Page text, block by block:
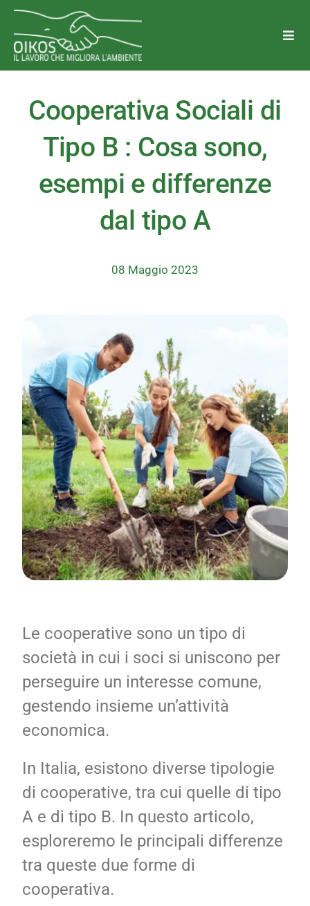
Salta
contenuto
Perchè Oikos
Trasparenza
Diventa Socio o Volontario
Contatti
Ricerca
Cooperativa Sociali di
Tipo B : Cosa sono,
esempi e differenze
dal tipo A
08 Maggio 2023
Le cooperative sono un tipo di
società in cui i soci si uniscono per
perseguire un interesse comune,
gestendo insieme un’attività
economica.
In Italia, esistono diverse tipologie
di cooperative, tra cui quelle di tipo
A e di tipo B. In questo articolo,
esploreremo le principali differenze
tra queste due forme di
cooperativa.